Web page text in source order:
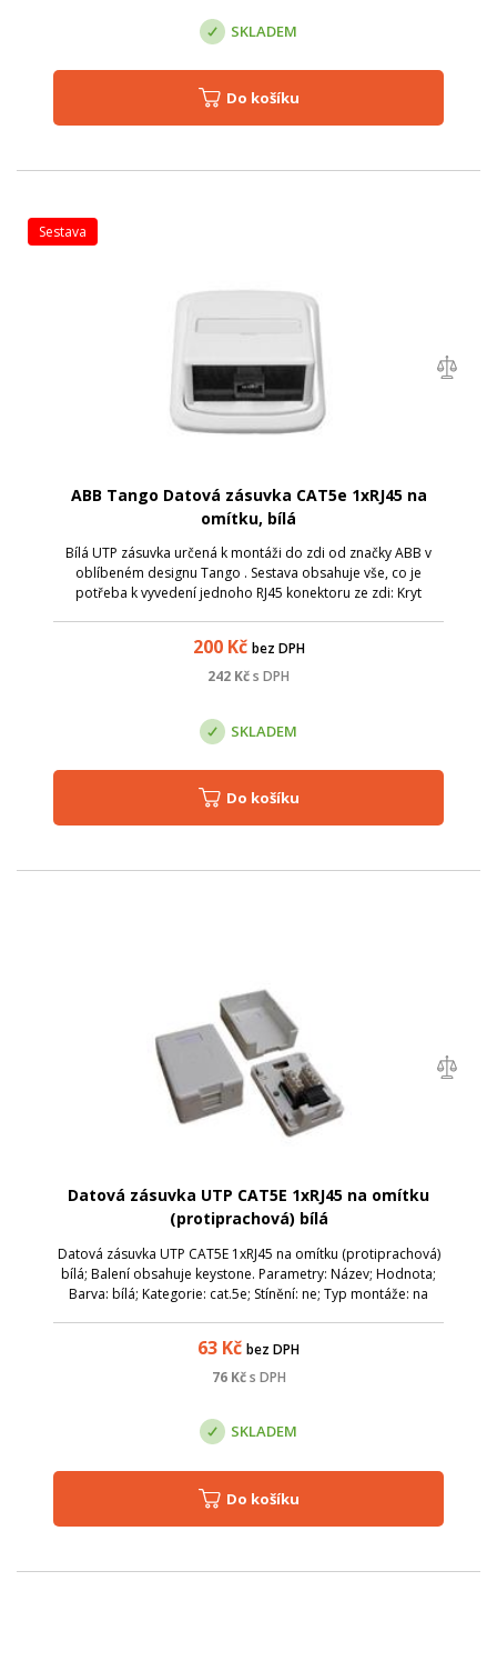
SKLADEM
Do košíku
ABB Tango Datová zásuvka CAT5e 1xRJ45 na
omítku, bílá
Bílá UTP zásuvka určená k montáži do zdi od značky ABB v
oblíbeném designu Tango . Sestava obsahuje vše, co je
potřeba k vyvedení jednoho RJ45 konektoru ze zdi: Kryt
200Kč bez DPH
242 Kčs DPH
sestava
SKLADEM
Do košíku
Datová zásuvka UTP CAT5E 1xRJ45 na omítku
(protiprachová) bílá
Datová zásuvka UTP CAT5E 1xRJ45 na omítku (protiprachová)
bílá; Balení obsahuje keystone. Parametry: Název; Hodnota;
Barva: bílá; Kategorie: cat.5e; Stínění: ne; Typ montáže: na
63 Kč bez DPH
76Kč s DPH
SKLADEM
Do košíku